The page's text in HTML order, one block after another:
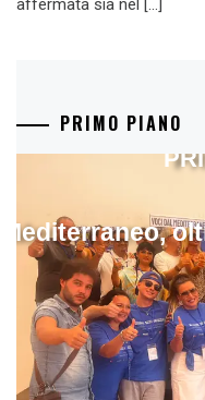
affermata sia nel […]
PRIMO PIANO